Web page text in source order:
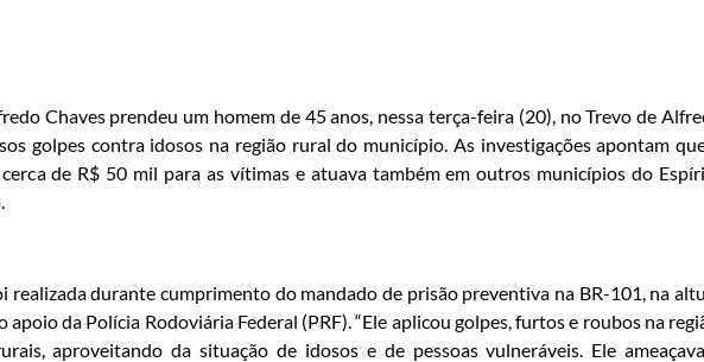
Chaves prendeu um homem de 45 anos, nessa terça-feira (20), no Trevo de
golpes contra idosos na região rural do município. As investigações apontam
de R$ 50 mil para as vítimas e atuava também em outros municípios do
realizada durante cumprimento do mandado de prisão preventiva na BR-101, na
apoio da Polícia Rodoviária Federal (PRF). “Ele aplicou golpes, furtos e roubos na
aproveitando da situação de idosos e de pessoas vulneráveis. Ele